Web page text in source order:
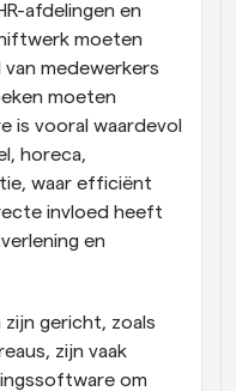
afdelingen en
moeten
van medewerkers
moeten
is vooral waardevol
horeca,
waar efficiënt
invloed heeft
en
gericht, zoals
zijn vaak
om